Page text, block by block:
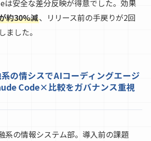
は安全な差分反映が得意でした。効果
約30%減、リリース前の手戻りが2回
した。
の情シスでAIコーディングエージ
Code×比較をガバナンス重視
系の情報システム部。導入前の課題